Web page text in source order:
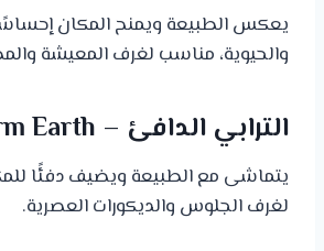
يعكس الطبيعة ويمنح المكان
والحيوية، مناسب لغرف المعيشة
الترابي الدافئ – Warm Earth
يتماشى مع الطبيعة ويضيف دفئًا
لغرف الجلوس والديكورات العصرية.